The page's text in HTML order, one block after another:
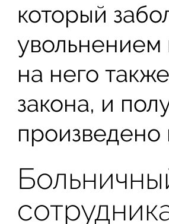
который
увольнением
на него
закона, и
произведено